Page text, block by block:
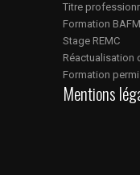
Titre
Formation BAFM
Stage REMC
Réactualisation
Formation
Mentions